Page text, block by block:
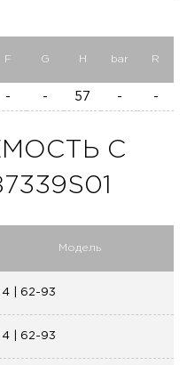
F G H bar R
- - 57 - -
C
Модель
4 | 62-93
4 | 62-93